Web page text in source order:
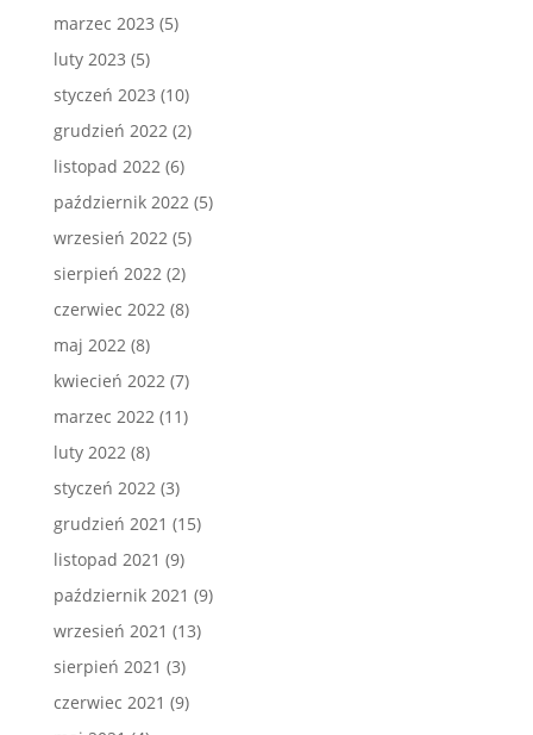
marzec 2023 (5)
luty 2023 (5)
styczeń 2023 (10)
grudzień 2022 (2)
listopad 2022 (6)
październik 2022 (5)
wrzesień 2022 (5)
sierpień 2022 (2)
czerwiec 2022 (8)
maj 2022 (8)
kwiecień 2022 (7)
marzec 2022 (11)
luty 2022 (8)
styczeń 2022 (3)
grudzień 2021 (15)
listopad 2021 (9)
październik 2021 (9)
wrzesień 2021 (13)
sierpień 2021 (3)
czerwiec 2021 (9)